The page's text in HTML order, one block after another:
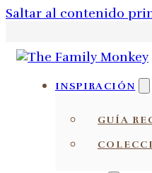
Saltar al contenido
INSPIRACIÓN
GUÍA